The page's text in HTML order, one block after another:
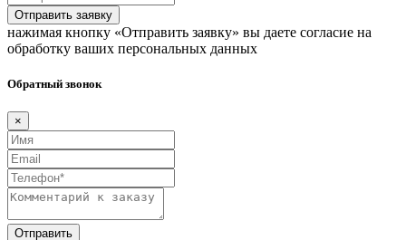
Отправить заявку
нажимая кнопку «Отправить заявку» вы даете согласие на
обработку ваших персональных данных
Обратный звонок
×
Отправить